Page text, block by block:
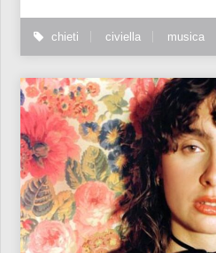
chieti civiella musica